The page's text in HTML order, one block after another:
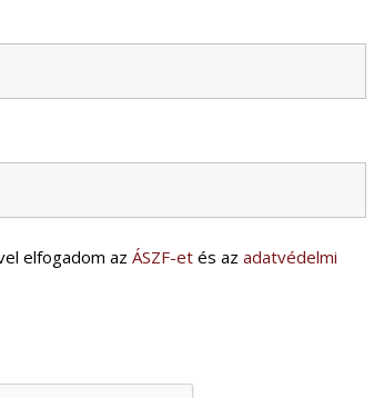
elfogadom azÁSZF-et és azadatvédelmi